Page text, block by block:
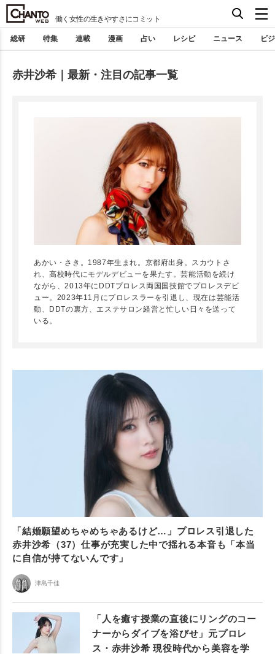
働く女性の生きやすさにコミット
総研 特集 連載 漫画 占い レシピ ニュース ビ
赤井沙希｜最新・注目の記事一覧
あかい・さき。1987年生まれ。京都府出身。スカウトさ
れ、高校時代にモデルデビューを果たす。芸能活動を続け
ながら、2013年にDDTプロレス両国国技館でプロレスデビ
ュー。2023年11月にプロレスラーを引退し、現在は芸能活
動、DDTの裏方、エステサロン経営と忙しい日々を送って
いる。
「結婚願望めちゃめちゃあるけど…」プロレス引退した
赤井沙希（37）仕事が充実した中で揺れる本音も「本当
に自信が持てないんです」
津島千佳
「人を癒す授業の直後にリングのコー
ナーからダイブを浴びせ」元プロレ
ス・赤井沙希 現役時代から美容を学